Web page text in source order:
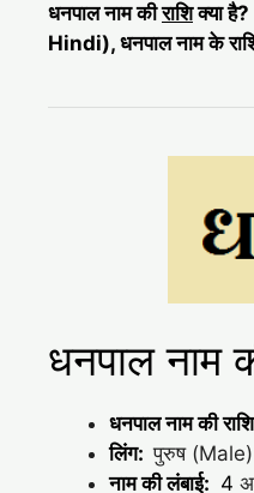
धनपाल नाम कीराशिक्या
Hindi), धनपाल नाम के
धनपाल नाम
धनपाल नाम की
लिंग: पुरुष (Male)
नाम की लंबाई: 4